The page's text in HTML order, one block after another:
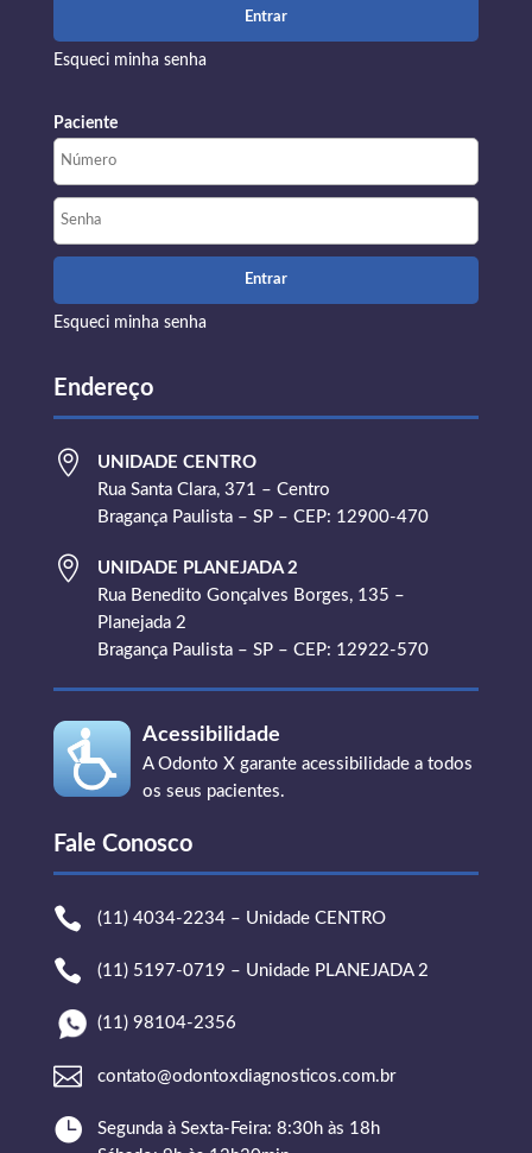
Esqueci minha senha
Paciente
Esqueci minha senha
Endereço

UNIDADE CENTRO
Rua Santa Clara, 371 – Centro
Bragança Paulista – SP – CEP: 12900-470

UNIDADE PLANEJADA 2
Rua Benedito Gonçalves Borges, 135 –
Planejada 2
Bragança Paulista – SP – CEP: 12922-570
Acessibilidade
A Odonto X garante acessibilidade a todos
os seus pacientes.
Fale Conosco
 (11) 4034-2234 – Unidade CENTRO
 (11) 5197-0719 – Unidade PLANEJADA 2
(11) 98104-2356
 contato@odontoxdiagnosticos.com.br

Segunda à Sexta-Feira: 8:30h às 18h